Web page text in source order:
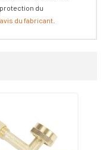
du
du fabricant